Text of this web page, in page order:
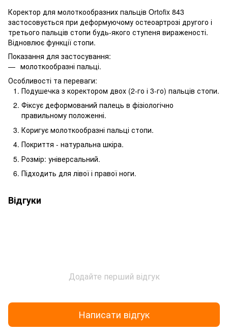
Коректор для молоткообразних пальців Ortofix 843
застосовується при деформуючому остеоартрозі другого і
третього пальців стопи будь-якого ступеня вираженості.
Відновлює функції стопи.
Показання для застосування:
молоткообразні пальці.
Особливості та переваги:
Подушечка з коректором двох (2-го і 3-го) пальців стопи.
Фіксує деформований палець в фізіологічно
правильному положенні.
Коригує молоткообразні пальці стопи.
Покриття - натуральна шкіра.
Розмір: універсальний.
Підходить для лівої і правої ноги.
Відгуки
Додайте перший відгук
Написати відгук